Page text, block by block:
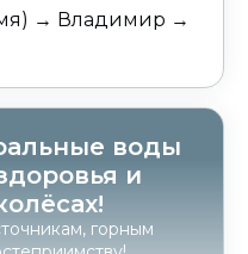
→ Владимир →
воды
и
горным